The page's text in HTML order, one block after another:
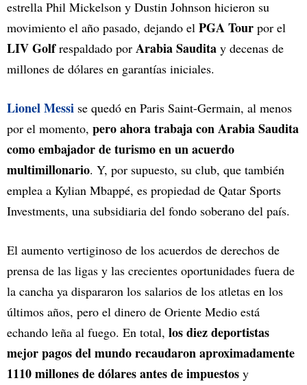
estrella Phil Mickelson y Dustin Johnson hicieron su
movimiento el año pasado, dejando el PGA Tour por el
LIV Golfrespaldado por Arabia Saudita y decenas de
millones de dólares en garantías iniciales.
Lionel Messi se quedó en Paris Saint-Germain, al menos
por el momento, pero ahora trabaja con Arabia Saudita
como embajador de turismo en un acuerdo
multimillonario. Y, por supuesto, su club, que también
emplea a Kylian Mbappé, es propiedad de Qatar Sports
Investments, una subsidiaria del fondo soberano del país.
El aumento vertiginoso de los acuerdos de derechos de
prensa de las ligas y las crecientes oportunidades fuera de
la cancha ya dispararon los salarios de los atletas en los
últimos años, pero el dinero de Oriente Medio está
echando leña al fuego. En total, los diez deportistas
mejor pagos del mundo recaudaron aproximadamente
1110 millones de dólares antes de impuestos y